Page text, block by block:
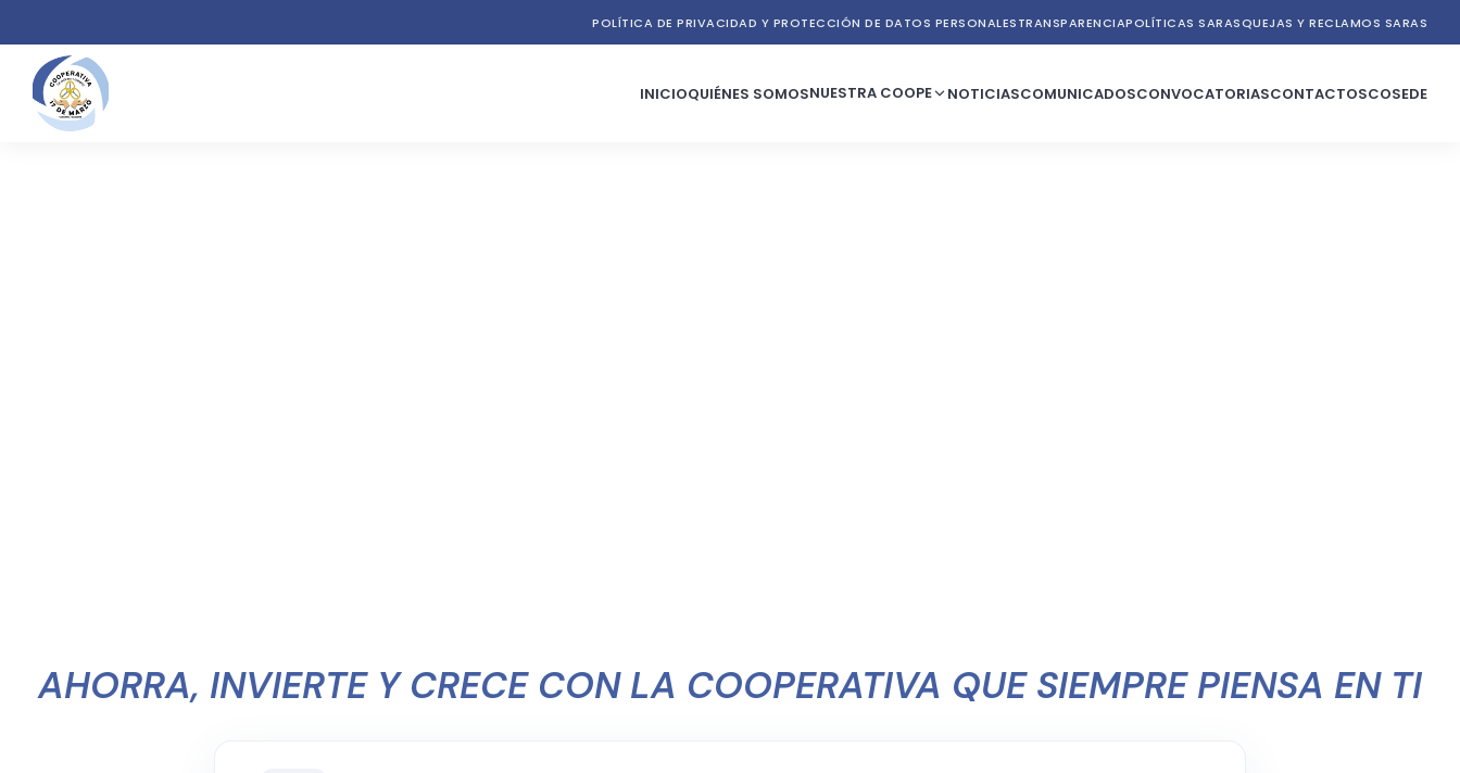
POLÍTICA DE PRIVACIDAD Y PROTECCIÓN DE DATOS PERSONALESTRANSPARENCIAPOLÍTICAS SARASQUEJAS Y RECLAMOS SARAS
INICIOQUIÉNES SOMOSNUESTRA COOPE NOTICIASCOMUNICADOSCONVOCATORIASCONTACTOSCOSEDE
AHORRA, INVIERTE Y CRECE CON LA COOPERATIVA QUE SIEMPRE PIENSA EN TI